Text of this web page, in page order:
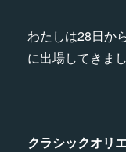
わたしは28日か
に出場してきまし
クラシックオリ